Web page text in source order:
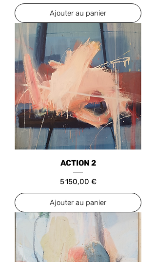
Ajouter au panier
ACTION 2
Prix
5 150,00 €
Ajouter au panier